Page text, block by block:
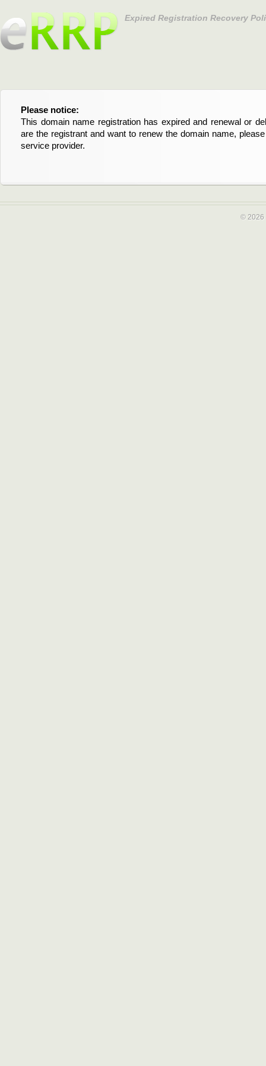
Expired Registration Recovery
Please notice:
This domain name registration has expired and renewal or
are the registrant and want to renew the domain name,
service provider.
Bitte beachten Sie:
Diese Domainregistrierung ist abgelaufen und die
Domain stehen an. Wenn Sie der Registrant sind und
verlängern möchten, kontaktieren Sie bitte Ihren Service-
© 2026